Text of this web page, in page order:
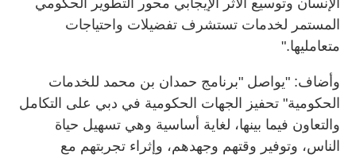
المستمر لخدمات تستشرف تفضيلات واحتياجات
متعامليها."
وأضاف: "يواصل "برنامج حمدان بن محمد للخدمات
الحكومية" تحفيز الجهات الحكومية في دبي على التكامل
والتعاون فيما بينها، لغاية أساسية وهي تسهيل حياة
الناس، وتوفير وقتهم وجهدهم، وإثراء تجربتهم مع